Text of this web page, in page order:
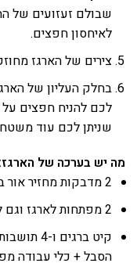
לאיחסון חפצים.
צירים של הארגז מחוזקים
בחלק העליון של
לכם להניח חפצים על
שניתן לכם עוד
מה יש בערכה של הארגז:
2 מדבקות מחזיר אור בצבע צהוב.
2 מפתחות לארגז וגם לתושבת.
קיט
הסבל + כלי עבודה